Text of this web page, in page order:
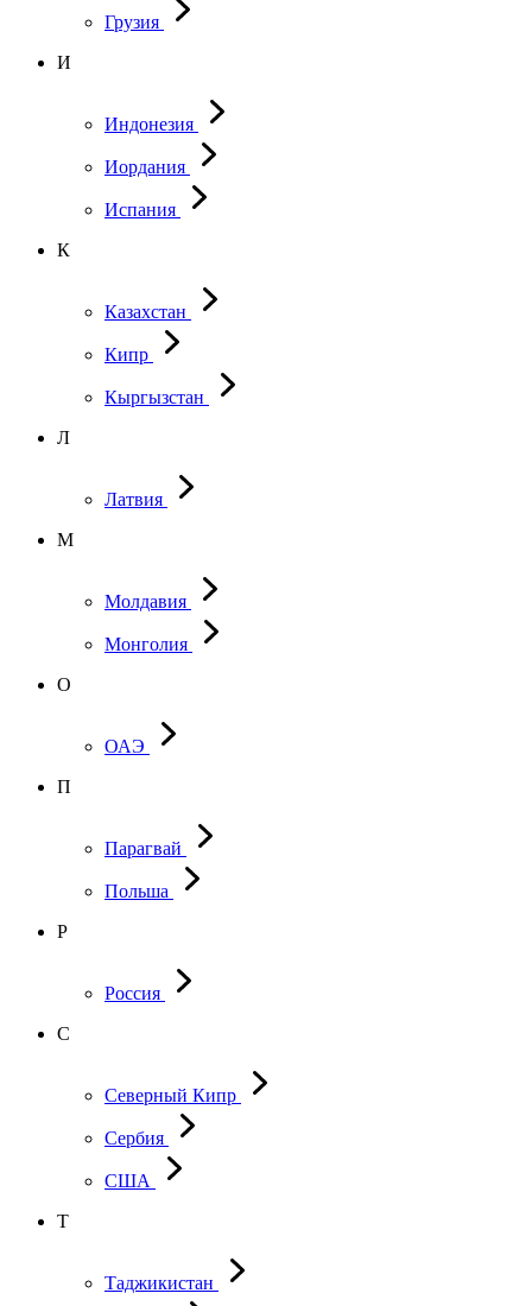
Грузия
И
Индонезия
Иордания
Испания
К
Казахстан
Кипр
Кыргызстан
Л
Латвия
М
Молдавия
Монголия
О
ОАЭ
П
Парагвай
Польша
Р
Россия
С
Северный Кипр
Сербия
США
Т
Таджикистан